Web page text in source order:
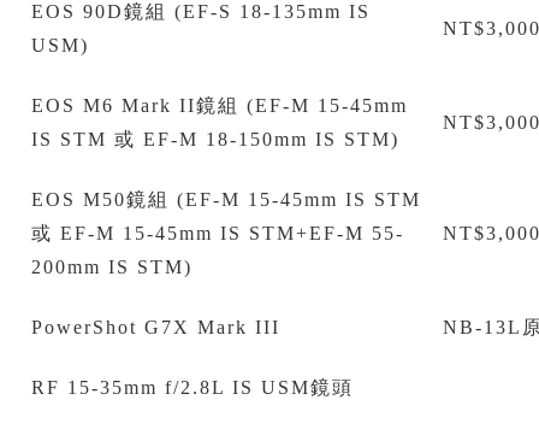
EOS 90D鏡組 (EF-S 18-135mm IS
USM)
EOS M6 Mark II鏡組 (EF-M 15-45mm
IS STM 或 EF-M 18-150mm IS STM)
EOS M50鏡組 (EF-M 15-45mm IS STM
或 EF-M 15-45mm IS STM+EF-M 55-
200mm IS STM)
PowerShot G7X Mark III NB-13L
RF 15-35mm f/2.8L IS USM鏡頭